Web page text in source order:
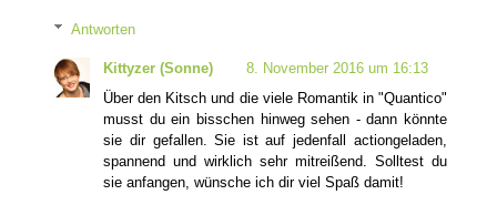
Antworten
Kittyzer (Sonne)
8. November 2016 um 16:13
Über den Kitsch und die viele Romantik in "Quantico"
musst du ein bisschen hinweg sehen - dann könnte
sie dir gefallen. Sie ist auf jedenfall actiongeladen,
spannend und wirklich sehr mitreißend. Solltest du
sie anfangen, wünsche ich dir viel Spaß damit!